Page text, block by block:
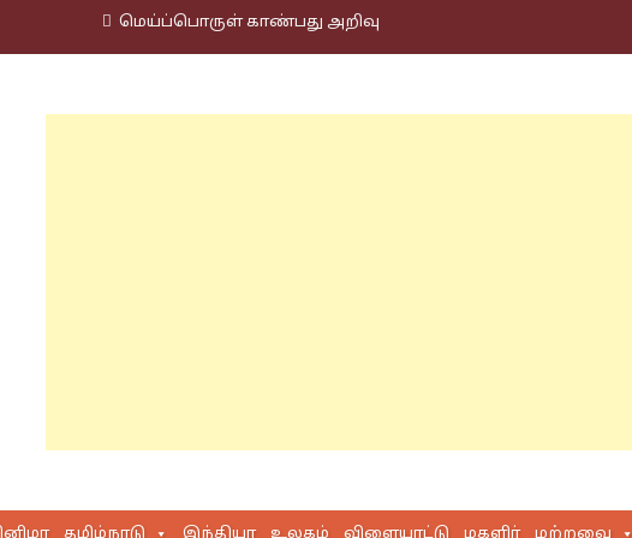
மெய்ப்பொருள் காண்பது அறிவு